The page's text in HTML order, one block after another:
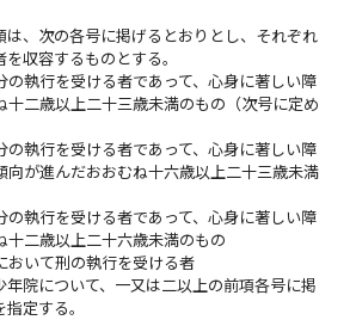
は、次の各号に掲げるとおりとし、それぞれ
収容するものとする。
の執行を受ける者であって、心身に著しい障
十二歳以上二十三歳未満のもの（次号に定め
の執行を受ける者であって、心身に著しい障
向が進んだおおむね十六歳以上二十三歳未満
の執行を受ける者であって、心身に著しい障
十二歳以上二十六歳未満のもの
おいて刑の執行を受ける者
年院について、一又は二以上の前項各号に掲
定する。